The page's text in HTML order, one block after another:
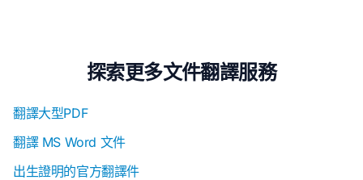
探索更多文件翻譯服務
翻譯大型PDF
翻譯 MS Word 文件
出生證明的官方翻譯件